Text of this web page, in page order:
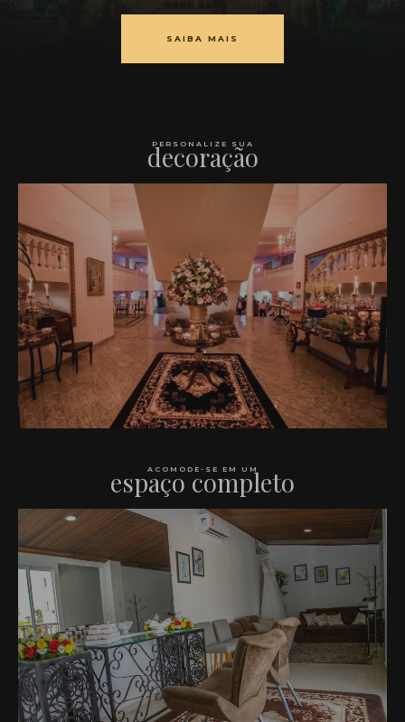
SAIBA MAIS
PERSONALIZE SUA
decoração
ACOMODE-SE EM UM
espaço completo